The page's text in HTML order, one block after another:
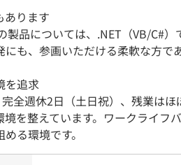
ります
製品については、.NET（VB/C#）
も、参画いただける柔軟な方で
を追求
全週休2日（土日祝）、残業は
境を整えています。ワークライフ
る環境です。